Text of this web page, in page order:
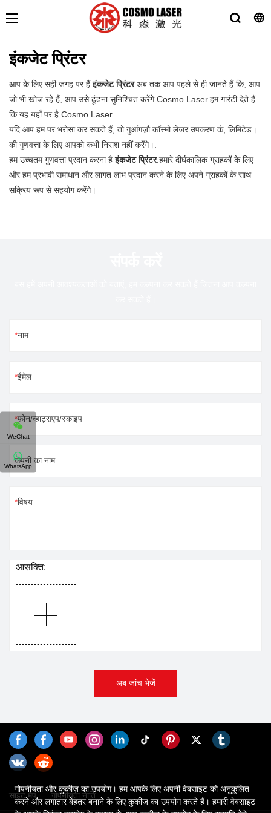
इंकजेट प्रिंटर
आप के लिए सही जगह पर हैंइंकजेट प्रिंटर.अब तक आप पहले से ही जानते हैं कि, आप
जो भी खोज रहे हैं, आप उसे ढूंढना सुनिश्चित करेंगे Cosmo Laser.हम गारंटी देते हैं
कि यह यहाँ पर है Cosmo Laser.
यदि आप हम पर भरोसा कर सकते हैं, तो गुआंगज़ौ कॉस्मो लेजर उपकरण कं, लिमिटेड।
की गुणवत्ता के लिए आपको कभी निराश नहीं करेंगे।.
हम उच्चतम गुणवत्ता प्रदान करना हैइंकजेट प्रिंटर.हमारे दीर्घकालिक ग्राहकों के लिए
और हम प्रभावी समाधान और लागत लाभ प्रदान करने के लिए अपने ग्राहकों के साथ
सक्रिय रूप से सहयोग करेंगे।
नाम
ईमेल
फ़ोन/व्हाट्सएप/स्काइप
कंपनी का नाम
विषय
आसक्ति:
अब जांच भेजें
साइट मैप गोपनीयता नीति
गोपनीयता और कुकीज़ का उपयोग। हम आपके लिए अपनी वेबसाइट को अनुकूलित
करने और लगातार बेहतर बनाने के लिए कुकीज़ का उपयोग करते हैं। हमारी वेबसाइट
WeChat
WhatsApp